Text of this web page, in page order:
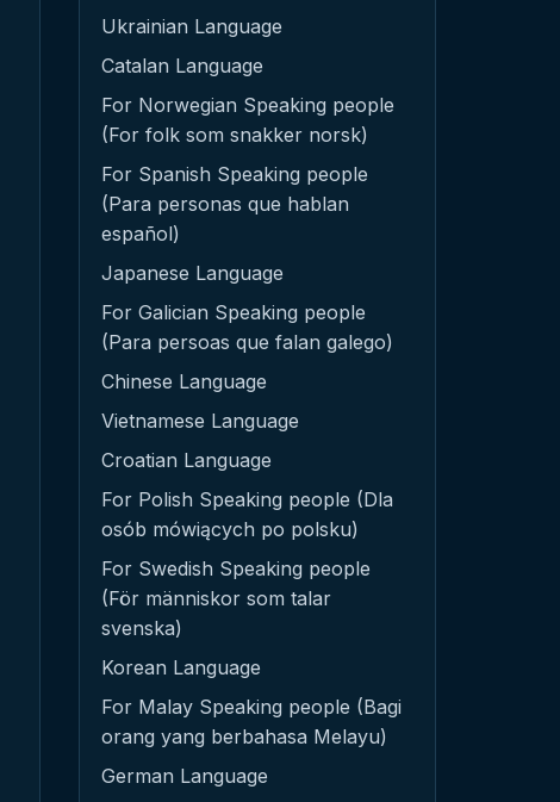
Ukrainian Language
Catalan Language
For Norwegian Speaking people
(For folk som snakker norsk)
For Spanish Speaking people
(Para personas que hablan
español)
Japanese Language
For Galician Speaking people
(Para persoas que falan galego)
Chinese Language
Vietnamese Language
Croatian Language
For Polish Speaking people (Dla
osób mówiących po polsku)
For Swedish Speaking people
(För människor som talar
svenska)
Korean Language
For Malay Speaking people (Bagi
orang yang berbahasa Melayu)
German Language